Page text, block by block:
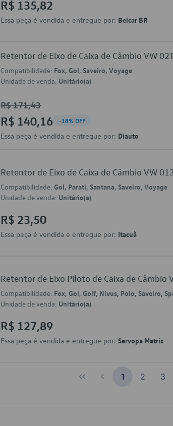
R$ 135,82
Essa peça é vendida e entregue por: Belcar BR
Retentor de Eixo de Caixa de Câmbio VW
Compatibilidade: Fox, Gol, Saveiro, Voyage
Unidade de venda: Unitário(a)
R$ 171,43
R$ 140,16 -18% OFF
Essa peça é vendida e entregue por: Diauto
Retentor de Eixo de Caixa de Câmbio VW
Compatibilidade: Gol, Parati, Santana, Saveiro, Voyage
Unidade de venda: Unitário(a)
R$ 23,50
Essa peça é vendida e entregue por: Itacuã
Retentor de Eixo Piloto de Caixa de Câmbio
Compatibilidade: Fox, Gol, Golf, Nivus, Polo, Saveiro,
Unidade de venda: Unitário(a)
R$ 127,89
Essa peça é vendida e entregue por: Servopa Matriz
1 2 3